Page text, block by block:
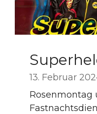
13. Februar
Rosenmontag